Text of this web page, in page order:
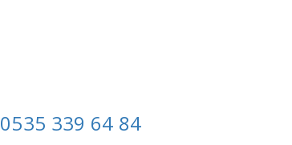
0535 339 64 84